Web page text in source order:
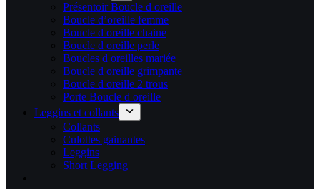
Présentoir Boucle d oreille
Boucle d’oreille femme
Boucle d oreille chaine
Boucle d oreille perle
Boucles d oreilles mariée
Boucle d oreille grimpante
Boucle d oreille 2 trous
Porte Boucle d oreille
Leggins et collants
Collants
Culottes gainantes
Leggins
Short Legging